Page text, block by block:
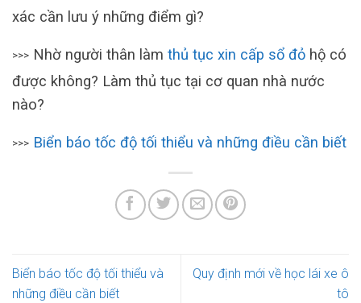
xác cần lưu ý những điểm gì?
>>> Nhờ người thân làm thủ tục xin cấp sổ đỏ hộ có
được không? Làm thủ tục tại cơ quan nhà nước
nào?
>>> Biển báo tốc độ tối thiểu và những điều cần biết
Biển báo tốc độ tối thiểu và
những điều cần biết
Quy định mới về học lái xe ô
tô